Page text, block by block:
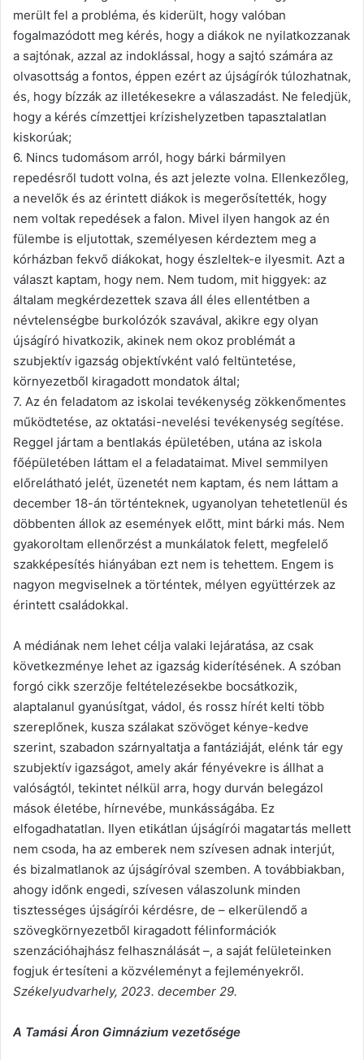
merült fel a probléma, és kiderült, hogy valóban
fogalmazódott meg kérés, hogy a diákok ne nyilatkozzanak
a sajtónak, azzal az indoklással, hogy a sajtó számára az
olvasottság a fontos, éppen ezért az újságírók túlozhatnak,
és, hogy bízzák az illetékesekre a válaszadást. Ne feledjük,
hogy a kérés címzettjei krízishelyzetben tapasztalatlan
kiskorúak;
6. Nincs tudomásom arról, hogy bárki bármilyen
repedésről tudott volna, és azt jelezte volna. Ellenkezőleg,
a nevelők és az érintett diákok is megerősítették, hogy
nem voltak repedések a falon. Mivel ilyen hangok az én
fülembe is eljutottak, személyesen kérdeztem meg a
kórházban fekvő diákokat, hogy észleltek-e ilyesmit. Azt a
választ kaptam, hogy nem. Nem tudom, mit higgyek: az
általam megkérdezettek szava áll éles ellentétben a
névtelenségbe burkolózók szavával, akikre egy olyan
újságíró hivatkozik, akinek nem okoz problémát a
szubjektív igazság objektívként való feltüntetése,
környezetből kiragadott mondatok által;
7. Az én feladatom az iskolai tevékenység zökkenőmentes
működtetése, az oktatási-nevelési tevékenység segítése.
Reggel jártam a bentlakás épületében, utána az iskola
főépületében láttam el a feladataimat. Mivel semmilyen
előrelátható jelét, üzenetét nem kaptam, és nem láttam a
december 18-án történteknek, ugyanolyan tehetetlenül és
döbbenten állok az események előtt, mint bárki más. Nem
gyakoroltam ellenőrzést a munkálatok felett, megfelelő
szakképesítés hiányában ezt nem is tehettem. Engem is
nagyon megviselnek a történtek, mélyen együttérzek az
érintett családokkal.
A médiának nem lehet célja valaki lejáratása, az csak
következménye lehet az igazság kiderítésének. A szóban
forgó cikk szerzője feltételezésekbe bocsátkozik,
alaptalanul gyanúsítgat, vádol, és rossz hírét kelti több
szereplőnek, kusza szálakat szövöget kénye-kedve
szerint, szabadon szárnyaltatja a fantáziáját, elénk tár egy
szubjektív igazságot, amely akár fényévekre is állhat a
valóságtól, tekintet nélkül arra, hogy durván belegázol
mások életébe, hírnevébe, munkásságába. Ez
elfogadhatatlan. Ilyen etikátlan újságírói magatartás mellett
nem csoda, ha az emberek nem szívesen adnak interjút,
és bizalmatlanok az újságíróval szemben. A továbbiakban,
ahogy időnk engedi, szívesen válaszolunk minden
tisztességes újságírói kérdésre, de – elkerülendő a
szövegkörnyezetből kiragadott félinformációk
szenzációhajhász felhasználását –, a saját felületeinken
fogjuk értesíteni a közvéleményt a fejleményekről.
Székelyudvarhely, 2023. december 29.
A Tamási Áron Gimnázium vezetősége